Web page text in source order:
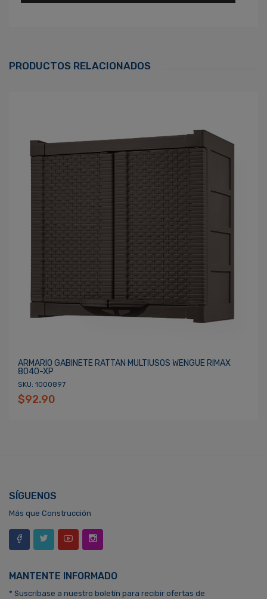
¿Olvidaste tu Contraseña?
Recordarme ACCEDER
PRODUCTOS RELACIONADOS
ARMARIO GABINETE RATTAN MULTIUSOS WENGUE RIMAX
8040-XP
SKU: 1000897
$92.90
SÍGUENOS
Más que Construcción
MANTENTE INFORMADO
* Suscríbase a nuestro boletín para recibir ofertas de